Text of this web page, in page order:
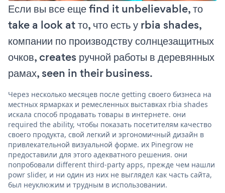
Если вы все еще find it unbelievable, то
take a look at то, что есть у rbia shades,
компании по производству солнцезащитных
очков, creates ручной работы в деревянных
рамах, seen in their business.
Через несколько месяцев после getting своего бизнеса на
местных ярмарках и ремесленных выставках rbia shades
искала способ продавать товары в интернете. они
required the ability, чтобы показать посетителям качество
своего продукта, свой легкий и эргономичный дизайн в
привлекательной визуальной форме. их Pinegrow не
предоставили для этого адекватного решения. они
попробовали different third-party apps, прежде чем нашли
powr slider, и ни один из них не выглядел как часть сайта,
был неуклюжим и трудным в использовании.